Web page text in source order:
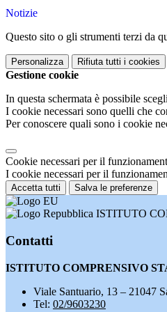
Notizie
Questo sito o gli strumenti terzi da
Personalizza Rifiuta tutti i cookies
Gestione cookie
In questa schermata è possibile
I cookie necessari sono quelli che
Per conoscere quali sono i cookie
Cookie necessari per il
I cookie necessari per il
Accetta tutti Salva le preferenze
ISTITUTO
Contatti
ISTITUTO COMPRENSIVO
Viale Santuario, 13 – 21047
Tel: 02/9603230